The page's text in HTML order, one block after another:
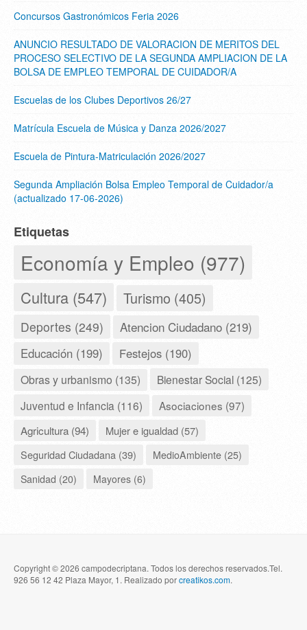
Concursos Gastronómicos Feria 2026
ANUNCIO RESULTADO DE VALORACION DE MERITOS DEL
PROCESO SELECTIVO DE LA SEGUNDA AMPLIACION DE LA
BOLSA DE EMPLEO TEMPORAL DE CUIDADOR/A
Escuelas de los Clubes Deportivos 26/27
Matrícula Escuela de Música y Danza 2026/2027
Escuela de Pintura-Matriculación 2026/2027
Segunda Ampliación Bolsa Empleo Temporal de Cuidador/a
(actualizado 17-06-2026)
Etiquetas
Economía y Empleo (977)
Cultura (547) Turismo (405)
Deportes (249) Atencion Ciudadano (219)
Educación (199) Festejos (190)
Obras y urbanismo (135)
Bienestar Social (125)
Juventud e Infancia (116)
Asociaciones (97)
Agricultura (94)
Mujer e igualdad (57)
Seguridad Ciudadana (39)
MedioAmbiente (25)
Sanidad (20)
Mayores (6)
Copyright © 2026 campodecriptana. Todos los derechos reservados.Tel.
926 56 12 42 Plaza Mayor, 1. Realizado porcreatikos.com.